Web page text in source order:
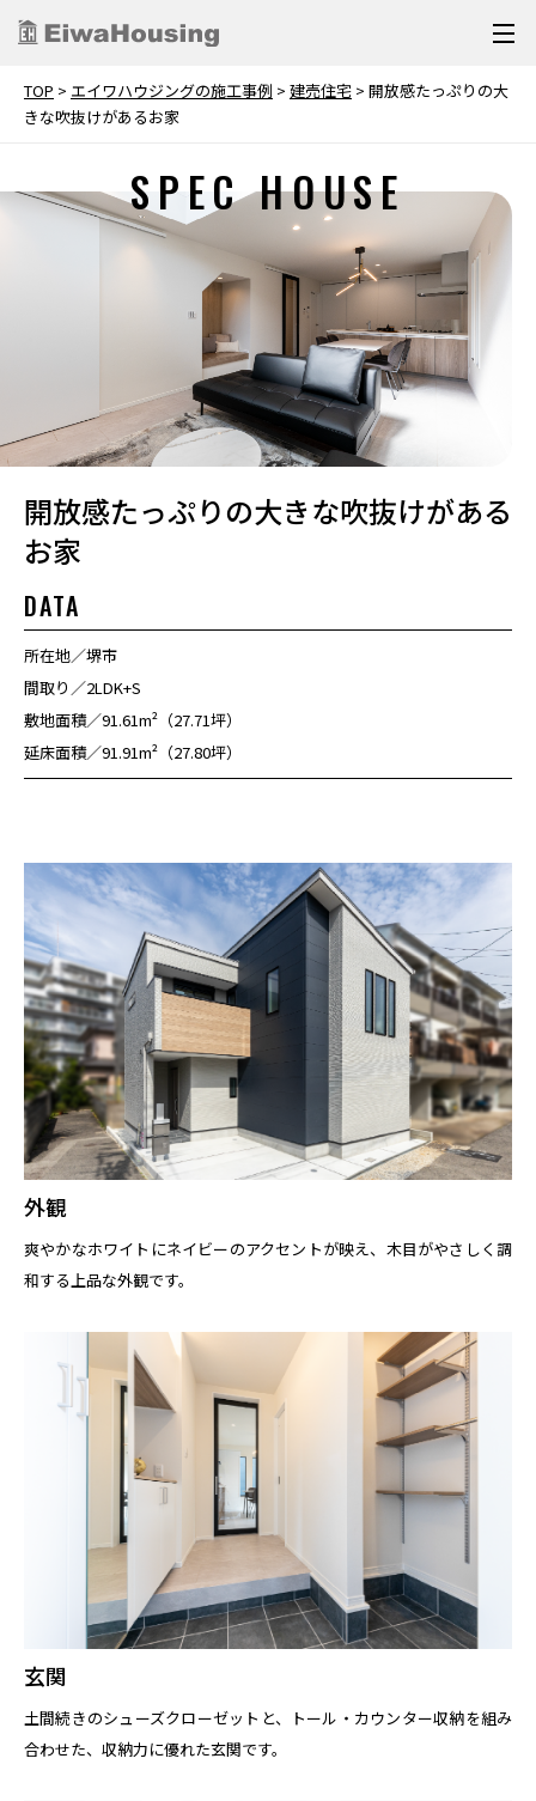
TOP > エイワハウジングの施工事例 > 建売住宅 > 開放感たっぷりの大
きな吹抜けがあるお家
SPEC HOUSE
開放感たっぷりの大きな吹抜けがある
お家
DATA
所在地
堺市
間取り
2LDK+S
敷地面積
91.61m²（27.71坪）
延床面積
91.91m²（27.80坪）
外観
爽やかなホワイトにネイビーのアクセントが映え、木目がやさしく調
和する上品な外観です。
玄関
土間続きのシューズクローゼットと、トール・カウンター収納を組み
合わせた、収納力に優れた玄関です。